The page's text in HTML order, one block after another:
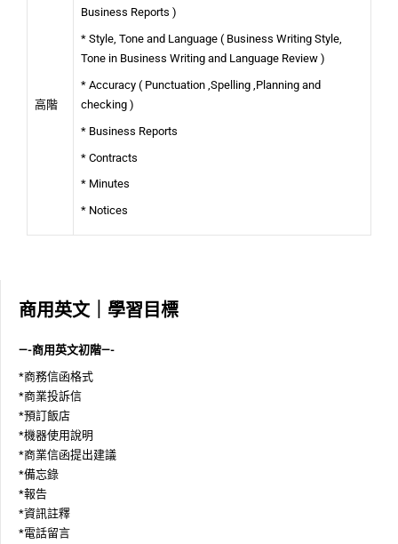
高階
Business Reports )
* Style, Tone and Language ( Business Writing Style,
Tone in Business Writing and Language Review )
* Accuracy ( Punctuation ,Spelling ,Planning and
checking )
* Business Reports
* Contracts
* Minutes
* Notices
商用英文｜學習目標
—-商用英文初階—-
*商務信函格式
*商業投訴信
*預訂飯店
*機器使用說明
*商業信函提出建議
*備忘錄
*報告
*資訊註釋
*電話留言